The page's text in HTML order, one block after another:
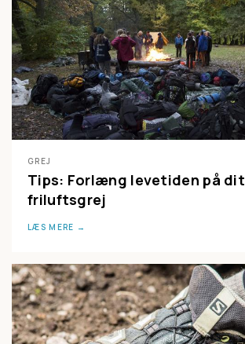
GREJ
Tips: Forlæng levetiden på dit
friluftsgrej
LÆS MERE